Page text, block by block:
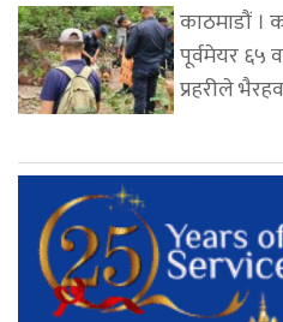
काठमाडौं ।
पूर्वमेयर ६५
प्रहरीले